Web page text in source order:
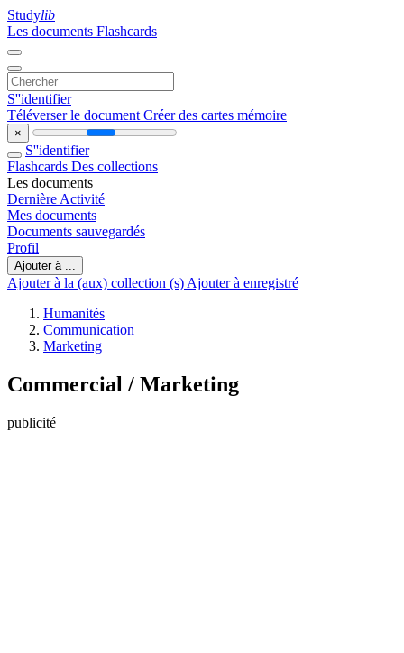
Studylib
Les documents Flashcards
S''identifier
Téléverser le document Créer des cartes mémoire
×
S''identifier
Flashcards Des collections
Les documents
Dernière Activité
Mes documents
Documents sauvegardés
Profil
Ajouter à ...
Ajouter à la (aux) collection (s) Ajouter à enregistré
Humanités
Communication
Marketing
Commercial / Marketing
publicité